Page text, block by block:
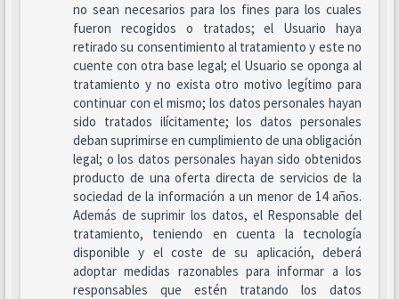
no sean necesarios para los fines para los cuales
fueron recogidos o tratados; el Usuario haya
retirado su consentimiento al tratamiento y este no
cuente con otra base legal; el Usuario se oponga al
tratamiento y no exista otro motivo legítimo para
continuar con el mismo; los datos personales hayan
sido tratados ilícitamente; los datos personales
deban suprimirse en cumplimiento de una obligación
legal; o los datos personales hayan sido obtenidos
producto de una oferta directa de servicios de la
sociedad de la información a un menor de 14 años.
Además de suprimir los datos, el Responsable del
tratamiento, teniendo en cuenta la tecnología
disponible y el coste de su aplicación, deberá
adoptar medidas razonables para informar a los
responsables que estén tratando los datos